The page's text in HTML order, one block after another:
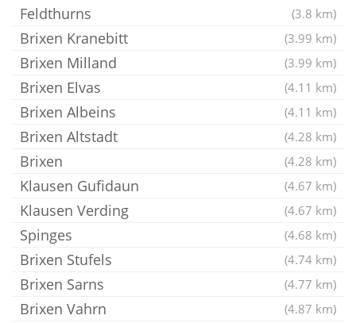
Feldthurns (3.8 km)
Brixen Kranebitt (3.99 km)
Brixen Milland (3.99 km)
Brixen Elvas (4.11 km)
Brixen Albeins (4.11 km)
Brixen Altstadt (4.28 km)
Brixen (4.28 km)
Klausen Gufidaun (4.67 km)
Klausen Verding (4.67 km)
Spinges (4.68 km)
Brixen Stufels (4.74 km)
Brixen Sarns (4.77 km)
Brixen Vahrn (4.87 km)